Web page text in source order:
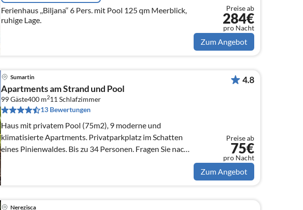
Ferienhaus ,,Biljana‘‘ 6 Pers. mit Pool 125 qm Meerblick,
ruhige Lage.
Preise ab
284€
pro Nacht
Zum Angebot
Sumartin
Apartments am Strand und Pool
99 Gäste400 m211 Schlafzimmer
13 Bewertungen
Haus mit privatem Pool (75m2), 9 moderne und
klimatisierte Apartments. Privatparkplatz im Schatten
eines Pinienwaldes. Bis zu 34 Personen. Fragen Sie nach
Verfügbarkeit und Preisen
4.8
Preise ab
75€
pro Nacht
Zum Angebot
Nerezisca